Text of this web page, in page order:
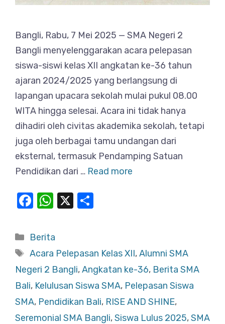
Bangli, Rabu, 7 Mei 2025 — SMA Negeri 2
Bangli menyelenggarakan acara pelepasan
siswa-siswi kelas XII angkatan ke-36 tahun
ajaran 2024/2025 yang berlangsung di
lapangan upacara sekolah mulai pukul 08.00
WITA hingga selesai. Acara ini tidak hanya
dihadiri oleh civitas akademika sekolah, tetapi
juga oleh berbagai tamu undangan dari
eksternal, termasuk Pendamping Satuan
Pendidikan dari … Read more
F
c
e
b
o
o
k
W
at
s
A
p
p
X
e
Categories
Berita
Tags
Acara Pelepasan Kelas XII,Alumni SMA
Negeri 2 Bangli,Angkatan ke-36, Berita SMA
Bali, Kelulusan Siswa SMA, Pelepasan Siswa
SMA, Pendidikan Bali, RISE AND SHINE,
Seremonial SMA Bangli,Siswa Lulus 2025,SMA